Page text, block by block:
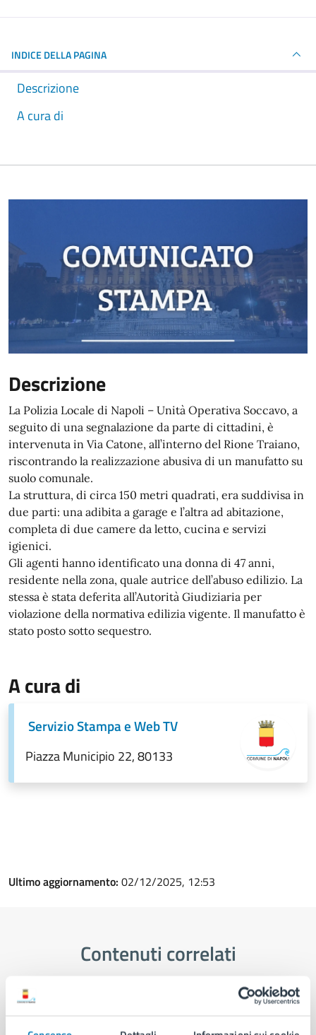
INDICE DELLA PAGINA
Descrizione
A cura di
Descrizione
La Polizia Locale di Napoli – Unità Operativa Soccavo, a
seguito di una segnalazione da parte di cittadini, è
intervenuta in Via Catone, all’interno del Rione Traiano,
riscontrando la realizzazione abusiva di un manufatto su
suolo comunale.
La struttura, di circa 150 metri quadrati, era suddivisa in
due parti: una adibita a garage e l’altra ad abitazione,
completa di due camere da letto, cucina e servizi
igienici.
Gli agenti hanno identificato una donna di 47 anni,
residente nella zona, quale autrice dell’abuso edilizio. La
stessa è stata deferita all’Autorità Giudiziaria per
violazione della normativa edilizia vigente. Il manufatto è
stato posto sotto sequestro.
A cura di
Servizio Stampa e Web TV
Piazza Municipio 22, 80133
Ultimo aggiornamento: 02/12/2025, 12:53
Contenuti correlati